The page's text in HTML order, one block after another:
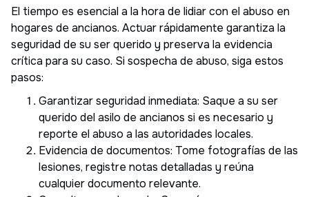
El tiempo es esencial a la hora de lidiar con el abuso en
hogares de ancianos. Actuar rápidamente garantiza la
seguridad de su ser querido y preserva la evidencia
crítica para su caso. Si sospecha de abuso, siga estos
pasos:
Garantizar seguridad inmediata: Saque a su ser
querido del asilo de ancianos si es necesario y
reporte el abuso a las autoridades locales.
Evidencia de documentos: Tome fotografías de las
lesiones, registre notas detalladas y reúna
cualquier documento relevante.